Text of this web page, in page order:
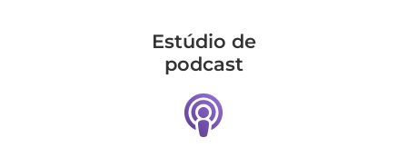
Estúdio de
podcast